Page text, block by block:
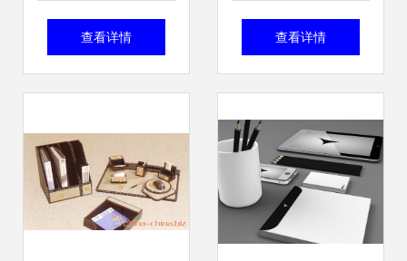
站式供应办公用
决方案
查看详情
能专业形象——高
设计的策略与价值
查看详情